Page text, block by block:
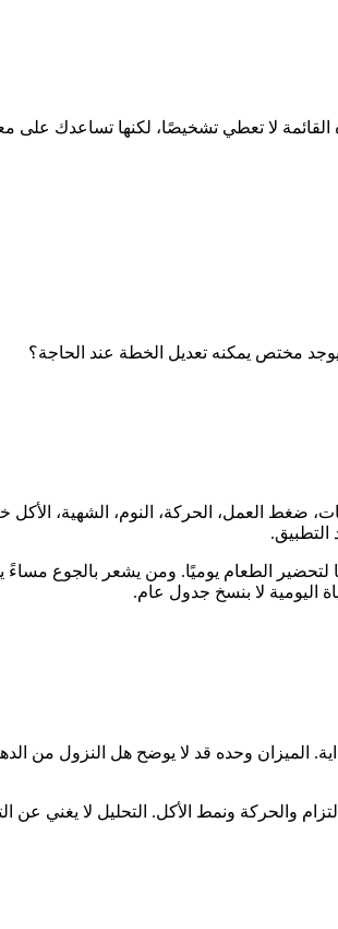
القائمة لا تعطي تشخيصًا، لكنها تساعدك على
مختص يمكنه تعديل الخطة عند الحاجة؟
ضغط العمل، الحركة، النوم، الشهية، الأكل
التطبيق.
الطعام يوميًا. ومن يشعر بالجوع مساءً
اليومية لا بنسخ جدول عام.
الميزان وحده قد لا يوضح هل النزول من
والحركة ونمط الأكل. التحليل لا يغني عن